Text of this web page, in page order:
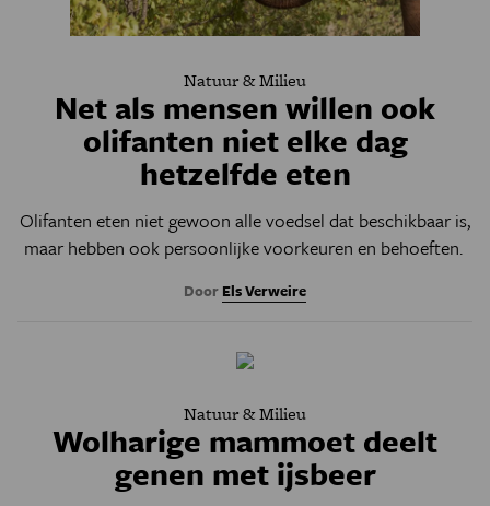
Natuur & Milieu
Net als mensen willen ook
olifanten niet elke dag
hetzelfde eten
Olifanten eten niet gewoon alle voedsel dat beschikbaar is,
maar hebben ook persoonlijke voorkeuren en behoeften.
Door Els Verweire
Natuur & Milieu
Wolharige mammoet deelt
genen met ijsbeer